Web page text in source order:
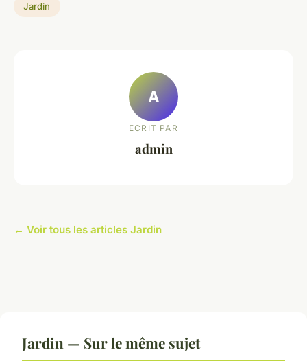
Jardin
A
ECRIT PAR
admin
← Voir tous les articles Jardin
Jardin — Sur le même sujet